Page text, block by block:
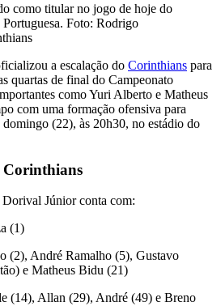
como titular no jogo de hoje do
Foto: Rodrigo
a escalação do Corinthians para
quartas de final do Campeonato
como Yuri Alberto e Matheus
com uma formação ofensiva para
domingo (22), às 20h30, no estádio do
Corinthians
Júnior conta com:
(1)
(2), André Ramalho (5), Gustavo
e Matheus Bidu (21)
(14), Allan (29), André (49) e Breno